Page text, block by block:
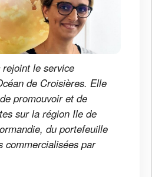
le service
de Croisières. Elle
promouvoir et de
sur la région Ile de
du portefeuille
commercialisées par